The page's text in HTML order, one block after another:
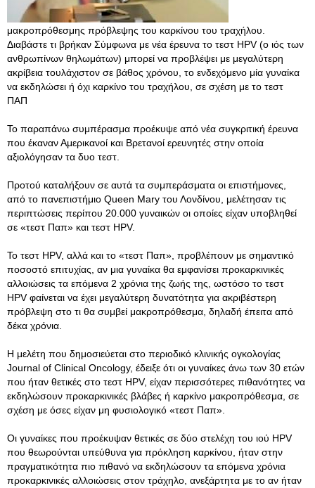
μακροπρόθεσμης πρόβλεψης του καρκίνου του τραχήλου.
Διαβάστε τι βρήκαν Σύμφωνα με νέα έρευνα το τεστ HPV (ο ιός των
ανθρωπίνων θηλωμάτων) μπορεί να προβλέψει με μεγαλύτερη
ακρίβεια τουλάχιστον σε βάθος χρόνου, το ενδεχόμενο μία γυναίκα
να εκδηλώσει ή όχι καρκίνο του τραχήλου, σε σχέση με το τεστ
ΠΑΠ
Το παραπάνω συμπέρασμα προέκυψε από νέα συγκριτική έρευνα
που έκαναν Αμερικανοί και Βρετανοί ερευνητές στην οποία
αξιολόγησαν τα δυο τεστ.
Προτού καταλήξουν σε αυτά τα συμπεράσματα οι επιστήμονες,
από το πανεπιστήμιο Queen Mary του Λονδίνου, μελέτησαν τις
περιπτώσεις περίπου 20.000 γυναικών οι οποίες είχαν υποβληθεί
σε «τεστ Παπ» και τεστ HPV.
Το τεστ HPV, αλλά και το «τεστ Παπ», προβλέπουν με σημαντικό
ποσοστό επιτυχίας, αν μια γυναίκα θα εμφανίσει προκαρκινικές
αλλοιώσεις τα επόμενα 2 χρόνια της ζωής της, ωστόσο το τεστ
HPV φαίνεται να έχει μεγαλύτερη δυνατότητα για ακριβέστερη
πρόβλεψη στο τι θα συμβεί μακροπρόθεσμα, δηλαδή έπειτα από
δέκα χρόνια.
Η μελέτη που δημοσιεύεται στο περιοδικό κλινικής ογκολογίας
Journal of Clinical Oncology, έδειξε ότι οι γυναίκες άνω των 30 ετών
που ήταν θετικές στο τεστ HPV, είχαν περισσότερες πιθανότητες να
εκδηλώσουν προκαρκινικές βλάβες ή καρκίνο μακροπρόθεσμα, σε
σχέση με όσες είχαν μη φυσιολογικό «τεστ Παπ».
Οι γυναίκες που προέκυψαν θετικές σε δύο στελέχη του ιού HPV
που θεωρούνται υπεύθυνα για πρόκληση καρκίνου, ήταν στην
πραγματικότητα πιο πιθανό να εκδηλώσουν τα επόμενα χρόνια
προκαρκινικές αλλοιώσεις στον τράχηλο, ανεξάρτητα με το αν ήταν